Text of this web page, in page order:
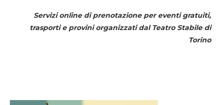
Servizi online di prenotazione per eventi gratuiti,
trasporti e provini organizzati dal Teatro Stabile di
Torino